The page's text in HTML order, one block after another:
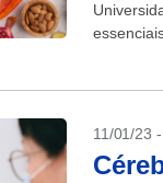
11/01/23